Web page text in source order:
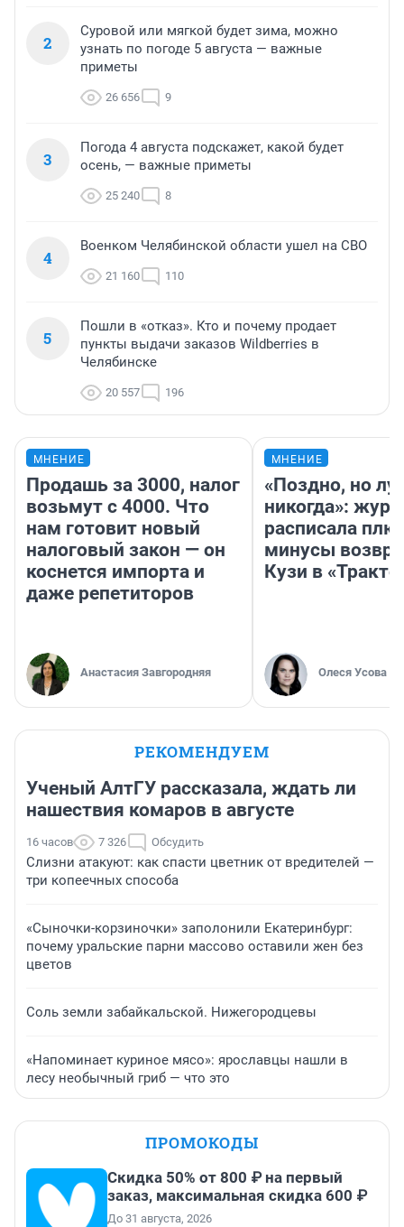
2
Суровой или мягкой будет зима, можно
узнать по погоде 5 августа — важные
приметы
26 656 9
3
Погода 4 августа подскажет, какой будет
осень, — важные приметы
25 240 8
4
Военком Челябинской области ушел на СВО
21 160 110
5
Пошли в «отказ». Кто и почему продает
пункты выдачи заказов Wildberries в
Челябинске
20 557 196
МНЕНИЕ
Продашь за 3000, налог
возьмут с 4000. Что
нам готовит новый
налоговый закон — он
коснется импорта и
даже репетиторов
Анастасия Завгородняя
МНЕНИЕ
«Поздно, но
никогда»:
расписала
минусы
Кузи в
Олеся Усова
РЕКОМЕНДУЕМ
Ученый АлтГУ рассказала, ждать ли
нашествия комаров в августе
16 часов 7 326 Обсудить
Слизни атакуют: как спасти цветник от вредителей —
три копеечных способа
«Сыночки-корзиночки» заполонили Екатеринбург:
почему уральские парни массово оставили жен без
цветов
Соль земли забайкальской. Нижегородцевы
«Напоминает куриное мясо»: ярославцы нашли в
лесу необычный гриб — что это
ПРОМОКОДЫ
Скидка 50% от 800 ₽ на первый
заказ, максимальная скидка 600 ₽
До 31 августа, 2026